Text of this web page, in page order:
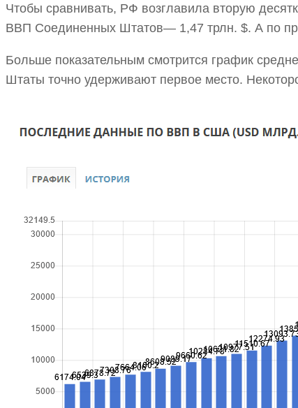
Чтобы сравнивать, РФ возглавила вторую
ВВП Соединенных Штатов— 1,47 трлн. $. А по
Больше показательным смотрится график
Штаты точно удерживают первое место.